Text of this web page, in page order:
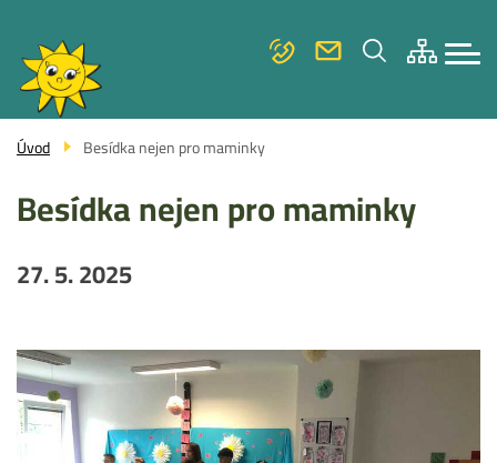
hlavnímu
obsahu
navigace
MATEŘSKÁ ŠKOLA
FOTOGALERIE
KONTAKTY
Úvod Besídka nejen pro maminky
Besídka nejen pro maminky
27. 5. 2025